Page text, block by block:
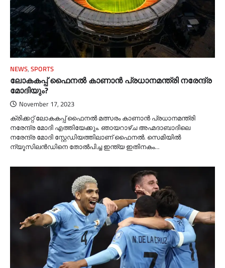
NEWS, SPORTS
ലോകകപ്പ് ഫൈനല്‍ കാണാൻ പ്രധാനമന്ത്രി നരേന്ദ്ര
മോദിയും‍?
November 17, 2023
ക്രിക്കറ്റ് ലോകകപ്പ് ഫൈനല്‍ മത്സരം കാണാൻ പ്രധാനമന്ത്രി
നരേന്ദ്ര മോദി എത്തിയേക്കും. ഞായറാഴ്ച അഹ്മദാബാദിലെ
നരേന്ദ്ര മോദി സ്റ്റേഡിയത്തിലാണ് ഫൈനല്‍. സെമിയില്‍
ന്യൂസിലൻഡിനെ തോല്‍പിച്ച ഇന്ത്യ ഇതിനകം…